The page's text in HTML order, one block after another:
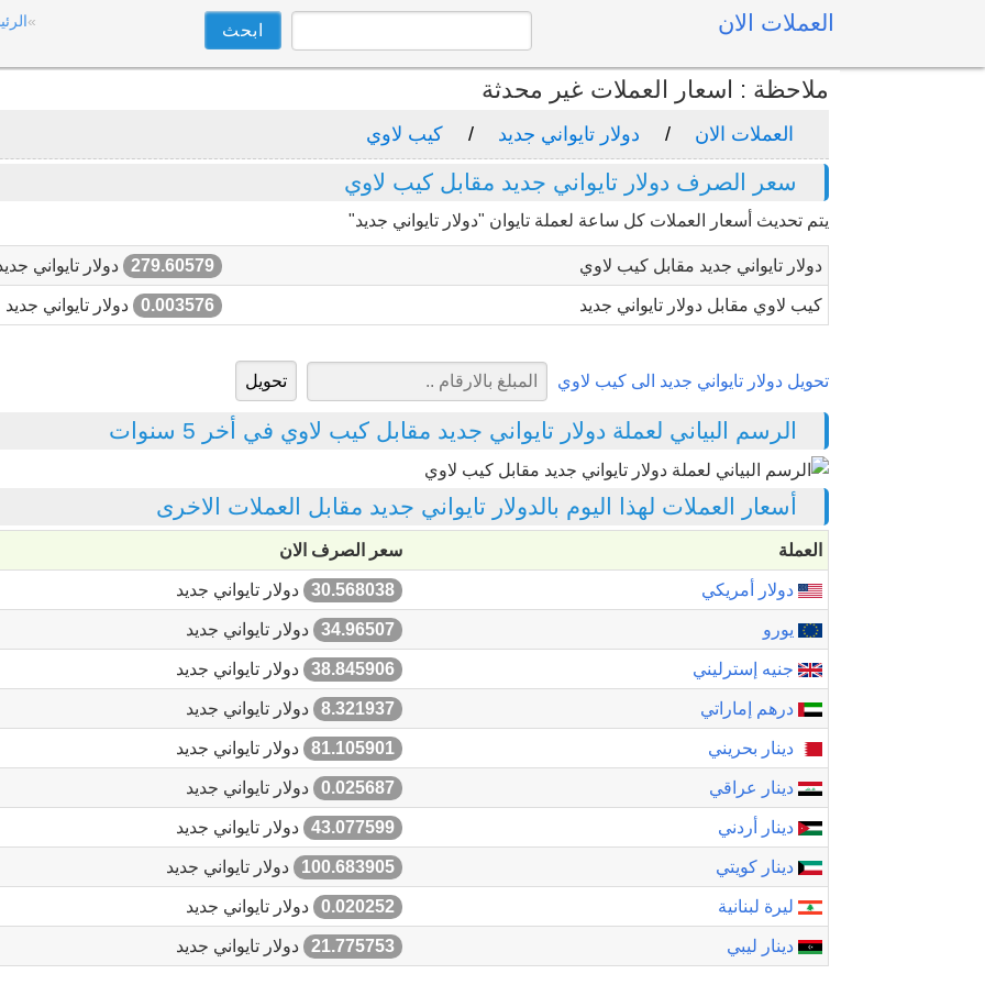
العملات الان
ملاحظة : اسعار العملات غير محدثة
العملات الان دولار تايواني جديد كيب لاوي
سعر الصرف دولار تايواني جديد مقابل كيب لاوي
يتم تحديث أسعار العملات كل ساعة لعملة تايوان "دولار تايواني جديد"
دولار تايواني جديد مقابل كيب لاوي 279.60579 دولار تايواني
كيب لاوي مقابل دولار تايواني جديد 0.003576 دولار تايواني جديد
تحويل دولار تايواني جديد الى كيب لاوي
الرسم البياني لعملة دولار تايواني جديد مقابل كيب لاوي في أخر 5 سنوات
أسعار العملات لهذا اليوم بالدولار تايواني جديد مقابل العملات الاخرى
العملة سعر الصرف الان
دولار أمريكي 30.568038 دولار تايواني جديد
يورو 34.96507 دولار تايواني جديد
جنيه إسترليني 38.845906 دولار تايواني جديد
درهم إماراتي 8.321937 دولار تايواني جديد
دينار بحريني 81.105901 دولار تايواني جديد
دينار عراقي 0.025687 دولار تايواني جديد
دينار أردني 43.077599 دولار تايواني جديد
دينار كويتي 100.683905 دولار تايواني جديد
ليرة لبنانية 0.020252 دولار تايواني جديد
دينار ليبي 21.775753 دولار تايواني جديد